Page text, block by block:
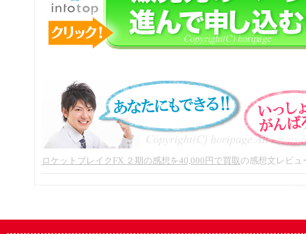
ロケットブレイクFX ２期の感想を40,000円で買取の感想文レビュ